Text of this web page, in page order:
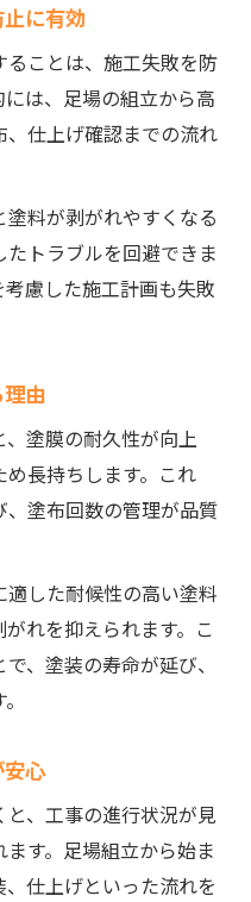
して失敗回避
に注意すべき点
る進め方のコツ
根塗装の進行法
と天候配慮の重要性
を左右する天候要素
と天候管理法
季節ごとの注意
確認リスト
ェック項目まとめ
すべき工程リスト
べき流れの要点
で失敗を防ぐ方法
屋根塗装の段取り
に有効
ことは、施工失敗を防
は、足場の組立から高
仕上げ確認までの流れ
料が剥がれやすくなる
トラブルを回避できま
慮した施工計画も失敗
由
塗膜の耐久性が向上
長持ちします。これ
塗布回数の管理が品質
した耐候性の高い塗料
れを抑えられます。こ
、塗装の寿命が延び、
心
、工事の進行状況が見
す。足場組立から始ま
仕上げといった流れを